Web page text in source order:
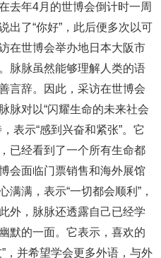
去年4月的世博会倒计时一周
出了“你好”，此后便多次以可
在世博会举办地日本大阪市
脉脉虽然能够理解人类的语
言辞。因此，采访在世博会
脉对以“闪耀生命的未来社会
表示“感到兴奋和紧张”。它
已经看到了一个所有生命都
会面临门票销售和海外展馆
满，表示“一切都会顺利”，
外，脉脉还透露自己已经学
默的一面。它表示，喜欢的
，并希望学会更多外语，与外